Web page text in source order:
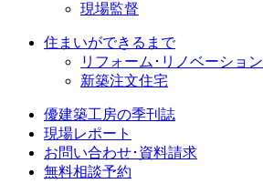
現場監督
住まいができるまで
リフォーム･リノベーション
新築注文住宅
優建築工房の季刊誌
現場レポート
お問い合わせ･資料請求
無料相談予約